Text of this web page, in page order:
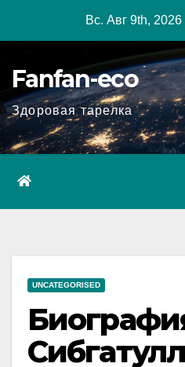
Вс. Авг 9th, 2026
Fanfan-eco
Здоровая тарелка
UNCATEGORISED